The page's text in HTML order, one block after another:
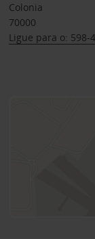
Colonia
70000
Ligue para o: 598-